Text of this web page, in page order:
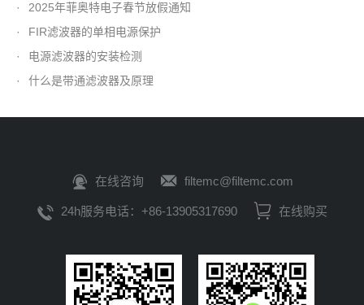
·
2025年菲奥特电子春节放假通知
·
FIR滤波器的单相电源保护
·
电源滤波器的安装检测
·
什么是带通滤波器及原理
在线咨询 filtemc@filtemc.com
24h服务电话：+86-13905317690 在线购买